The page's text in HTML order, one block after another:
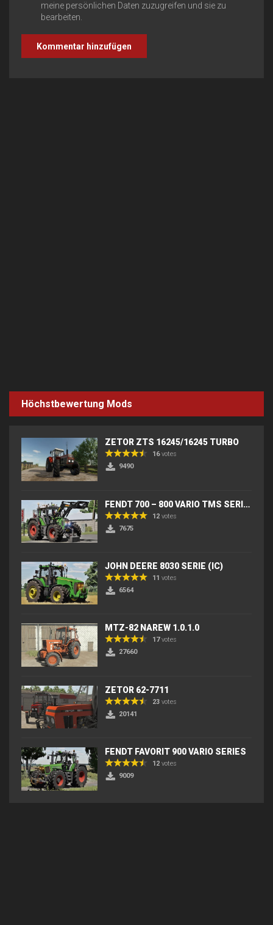
meine persönlichen Daten zuzugreifen und sie zu
bearbeiten.
Höchstbewertung Mods
ZETOR ZTS 16245/16245 TURBO
16votes
9490
FENDT 700 – 800 VARIO TMS SERIES (IC) V2
12 votes
7675
JOHN DEERE 8030 SERIE (IC)
11 votes
6564
MTZ-82 NAREW 1.0.1.0
17votes
27660
ZETOR 62-7711
23 votes
20141
FENDT FAVORIT 900 VARIO SERIES
12 votes
9009